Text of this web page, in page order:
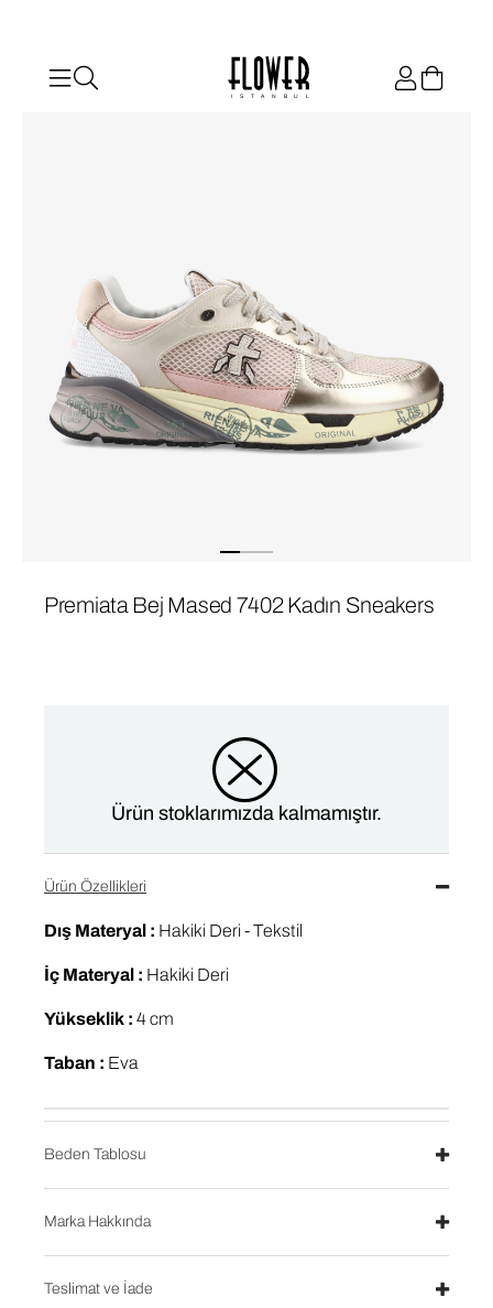
ISTANBUL
Premiata Bej Mased 7402 Kadın Sneakers
Ürün stoklarımızda kalmamıştır.
Ürün Özellikleri
Dış Materyal : Hakiki Deri - Tekstil
İç Materyal : Hakiki Deri
Yükseklik : 4 cm
Taban : Eva
Beden Tablosu
Marka Hakkında
Teslimat ve İade